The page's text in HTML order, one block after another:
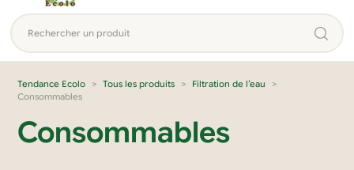
navigation
contenu
Rechercher
un
produit...
o
n
Tendance Ecolo Tous les produits
Filtration de l’eau
Consommables
Consommables